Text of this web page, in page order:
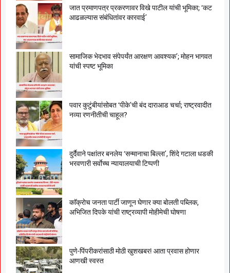
जात प्रमाणपत्र प्रकरणावर विखे पाटील यांची भूमिका; ‘कट
आढळल्यास संबंधितांवर कारवाई’
सामाजिक भेदभाव संपेपर्यंत आरक्षण आवश्यक’; मोहन भागवत
यांची स्पष्ट भूमिका
पवार कुटुंबीयांसोबत ‘पीके’ची बंद दाराआड चर्चा; राष्ट्रवादीत
नव्या रणनीतीची चाहूल?
दुर्दैवाने पक्षांतर बनलेय ‘सन्मानाचा बिल्ला’, शिंदे गटाला धडकी
भरवणारी सर्वाेच्च न्यायालयाची टिप्पणी
काॅक्राेच जनता पार्टी जाणून घेणार क्या बाेलती पब्लिक,
अभिजित दिपके यांची राष्ट्रव्यापी माेहीमेची घाेषणा
पुणे-पिंपरीकरांसाठी मोठी खुशखबर! आता प्रवास होणार
आणखी स्वस्त